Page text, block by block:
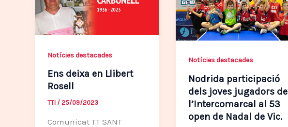
Notícies destacades
Ens deixa en Llibert
Rosell
TTI / 25/09/2023
Comunicat TT SANT
Notícies destacades
Nodrida participació
dels joves jugadors de
l’Intercomarcal al 53
open de Nadal de Vic.